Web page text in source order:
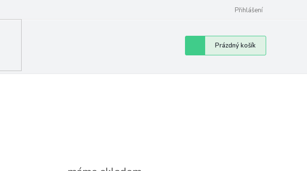
Přihlášení
Nákupní
košík
Prázdný košík